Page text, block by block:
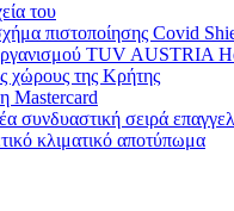
του
πιστοποίησης Covid
TUV AUSTRIA
χώρους της Κρήτης
Mastercard
συνδυαστική σειρά
κλιματικό αποτύπωμα